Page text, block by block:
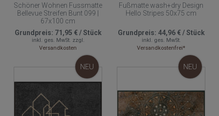
Schöner Wohnen Fussmatte
Bellevue Streifen Bunt 099 |
67x100 cm
Grundpreis: 71,95 €/Stück
inkl. ges. MwSt. zzgl.
Versandkosten
Fußmatte wash+dry Design
Hello Stripes 50x75 cm
Grundpreis: 44,96 €/Stück
inkl. ges. MwSt.
Versandkostenfrei*
NEU NEU